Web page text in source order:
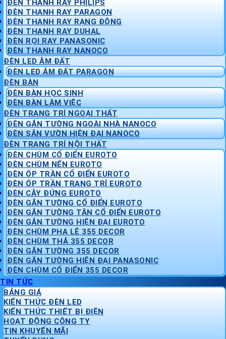
ĐÈN THANH RAY PHILIPS
ĐÈN THANH RAY PARAGON
ĐÈN THANH RAY RẠNG ĐÔNG
ĐÈN THANH RAY DUHAL
ĐÈN RỌI RAY PANASONIC
ĐÈN THANH RAY NANOCO
ĐÈN LED ÂM ĐẤT
ĐÈN LED ÂM ĐẤT PARAGON
ĐÈN BÀN
ĐÈN BÀN HỌC SINH
ĐÈN BÀN LÀM VIỆC
ĐÈN TRANG TRÍ NGOẠI THẤT
ĐÈN GẮN TƯỜNG NGOÀI NHÀ NANOCO
ĐÈN SÂN VƯỜN HIỆN ĐẠI NANOCO
ĐÈN TRANG TRÍ NỘI THẤT
ĐÈN CHÙM CỔ ĐIỂN EUROTO
ĐÈN CHÙM NẾN EUROTO
ĐÈN ỐP TRẦN CỔ ĐIỂN EUROTO
ĐÈN ỐP TRẦN TRANG TRÍ EUROTO
ĐÈN CÂY ĐỨNG EUROTO
ĐÈN GẮN TƯỜNG CỔ ĐIỂN EUROTO
ĐÈN GẮN TƯỜNG TÂN CỔ ĐIỂN EUROTO
ĐÈN GẮN TƯỜNG HIỆN ĐẠI EUROTO
ĐÈN CHÙM PHA LÊ 355 DECOR
ĐÈN CHÙM THẢ 355 DECOR
ĐÈN GẮN TƯỜNG 355 DECOR
ĐÈN GẮN TƯỜNG HIỆN ĐẠI PANASONIC
ĐÈN CHÙM CỔ ĐIỂN 355 DECOR
TIN TỨC
BẢNG GIÁ
KIẾN THỨC ĐÈN LED
KIẾN THỨC THIẾT BỊ ĐIỆN
HOẠT ĐỘNG CÔNG TY
TIN KHUYẾN MÃI